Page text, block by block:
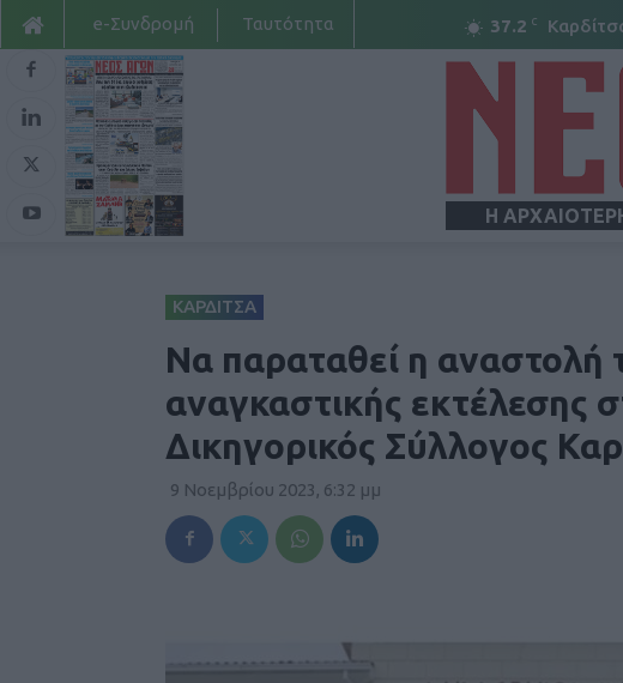
37.2 C
e-Συνδρομή Ταυτότητα
Η
ΚΑΡΔΙΤΣΑ
Να παραταθεί η
αναγκαστικής εκτέλεσης
Δικηγορικός Σύλλογος
9 Νοεμβρίου 2023, 6:32 μμ